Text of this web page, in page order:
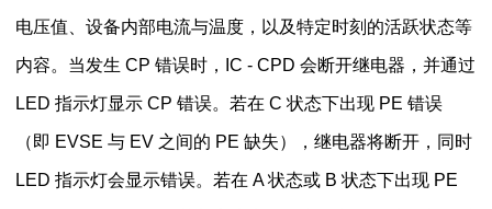
电压值、设备内部电流与温度，以及特定时刻的活跃状态等
内容。当发生 CP 错误时，IC - CPD 会断开继电器，并通过
LED 指示灯显示 CP 错误。若在 C 状态下出现 PE 错误
（即 EVSE 与 EV 之间的 PE 缺失），继电器将断开，同时
LED 指示灯会显示错误。若在 A 状态或 B 状态下出现 PE